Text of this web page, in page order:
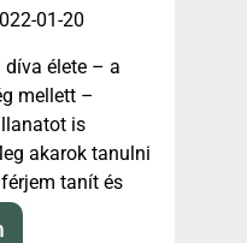
01-20
élete – a
mellett –
is
akarok tanulni
tanít és